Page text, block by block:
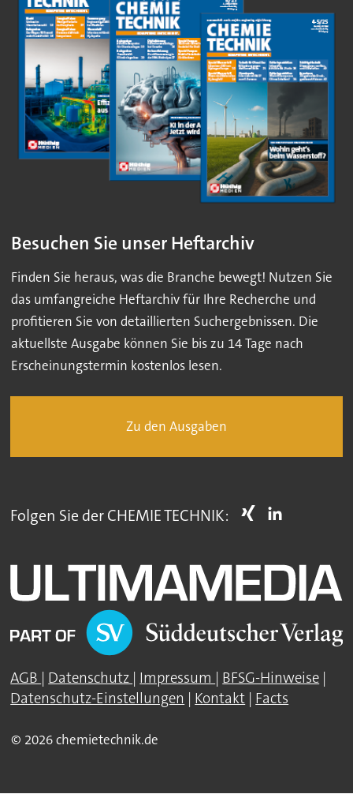
Besuchen Sie unser Heftarchiv
Finden Sie heraus, was die Branche bewegt! Nutzen Sie
das umfangreiche Heftarchiv für Ihre Recherche und
profitieren Sie von detaillierten Suchergebnissen. Die
aktuellste Ausgabe können Sie bis zu 14 Tage nach
Erscheinungstermin kostenlos lesen.
Zu den Ausgaben
Folgen Sie der CHEMIE TECHNIK:
AGB | Datenschutz | Impressum | BFSG-Hinweise |
Datenschutz-Einstellungen | Kontakt | Facts
© 2026 chemietechnik.de